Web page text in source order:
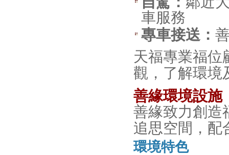
車服務
專車接送：
天福專業福位
觀，了解環境
善緣環境設施
善緣致力創造
追思空間，配
環境特色